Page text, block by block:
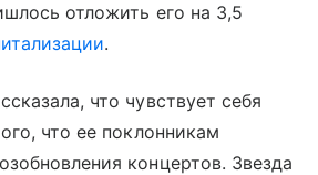
отложить его на 3,5
.
что чувствует себя
что ее поклонникам
концертов. Звезда